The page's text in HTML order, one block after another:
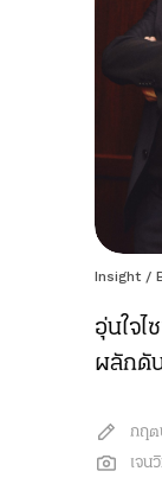
Insight /
อุ่นใจ
ผลักดั
กฤต
เจน